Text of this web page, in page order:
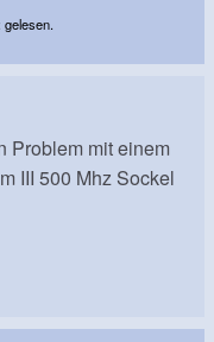
gelesen.
Problem mit einem
III 500 Mhz Sockel